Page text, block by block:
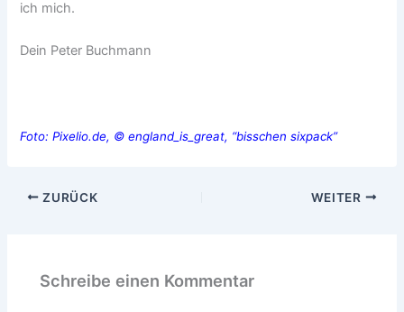
ich mich.
Dein Peter Buchmann
Foto: Pixelio.de, © england_is_great, “bisschen sixpack”
ZURÜCK WEITER
Schreibe einen Kommentar